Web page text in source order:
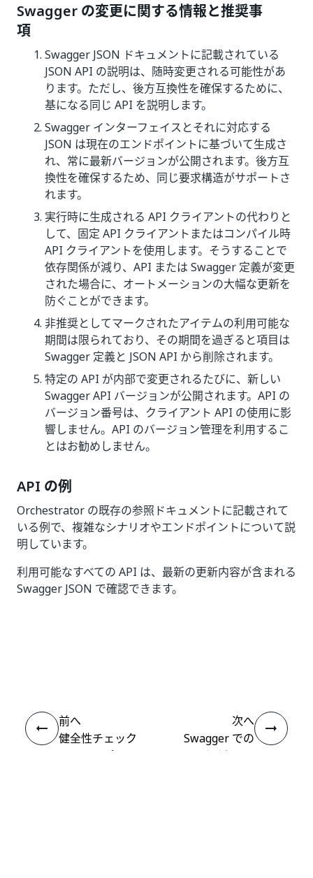
Swagger の変更に関する情報と推奨事
項
Swagger JSON ドキュメントに記載されている
JSON API の説明は、随時変更される可能性があ
ります。ただし、後方互換性を確保するために、
基になる同じ API を説明します。
Swagger インターフェイスとそれに対応する
JSON は現在のエンドポイントに基づいて生成さ
れ、常に最新バージョンが公開されます。後方互
換性を確保するため、同じ要求構造がサポートさ
れます。
実行時に生成される API クライアントの代わりと
して、固定 API クライアントまたはコンパイル時
API クライアントを使用します。そうすることで
依存関係が減り、API または Swagger 定義が変更
された場合に、オートメーションの大幅な更新を
防ぐことができます。
非推奨としてマークされたアイテムの利用可能な
期間は限られており、その期間を過ぎると項目は
Swagger 定義と JSON API から削除されます。
特定の API が内部で変更されるたびに、新しい
Swagger API バージョンが公開されます。API の
バージョン番号は、クライアント API の使用に影
響しません。API のバージョン管理を利用するこ
とはお勧めしません。
API の例
Orchestrator の既存の参照ドキュメントに記載されて
いる例で、複雑なシナリオやエンドポイントについて説
明しています。
利用可能なすべての API は、最新の更新内容が含まれる
Swagger JSON で確認できます。
前へ
健全性チェック
のエンドポイン
次へ
Swagger での
API 呼び出しを